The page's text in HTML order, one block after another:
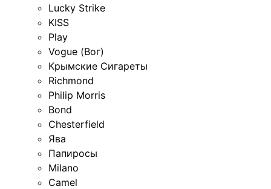
Lucky Strike
KISS
Play
Vogue (Вог)
Крымские Сигареты
Richmond
Philip Morris
Bond
Chesterfield
Ява
Папиросы
Milano
Camel